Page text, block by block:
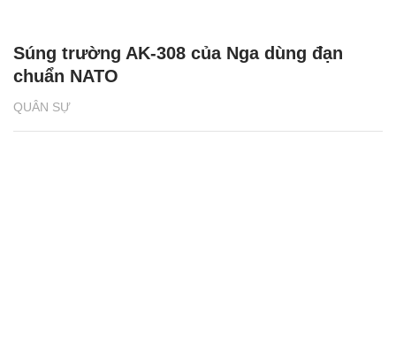
QUÂN SỰ
Súng trường AK-308 của Nga dùng đạn
chuẩn NATO